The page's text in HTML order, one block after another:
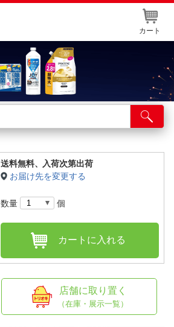
カート
送料無料、
入荷次第出荷
お届け先を変更する
数量 個
カートに入れる
店舗に取り置く
（在庫・展示一覧）